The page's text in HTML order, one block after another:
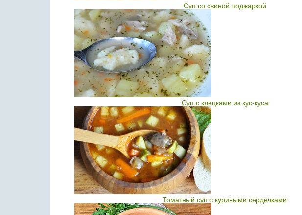
Суп со свиной поджаркой
Суп с клецками из кус-куса
Томатный суп с куриными сердечками